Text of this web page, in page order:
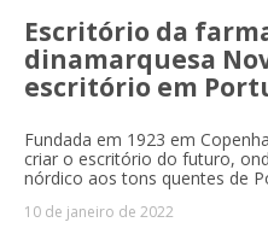
Escritório da
dinamarquesa
escritório em
Fundada em 1923 em
criar o escritório do futuro,
nórdico aos tons quentes de
10 de janeiro de 2022